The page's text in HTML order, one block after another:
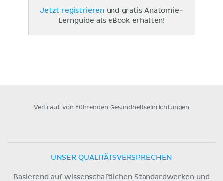
Jetzt registrieren und gratis Anatomie-
Lernguide als eBook erhalten!
Vertraut von führenden Gesundheitseinrichtungen
UNSER QUALITÄTSVERSPRECHEN
Basierend auf wissenschaftlichen Standardwerken und